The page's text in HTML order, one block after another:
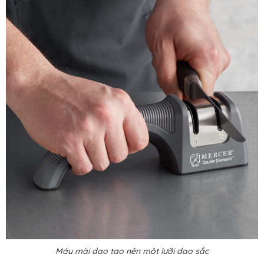
Máy mài dao tạo nên một lưỡi dao sắc